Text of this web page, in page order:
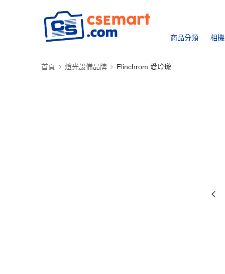
商品分類 相
首頁 燈光設備品牌 Elinchrom 愛玲瓏